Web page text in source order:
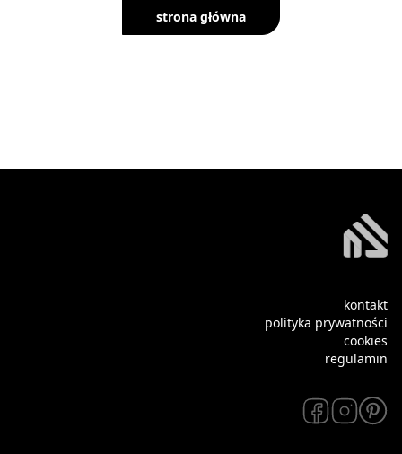
strona główna
kontakt
polityka prywatności
cookies
regulamin